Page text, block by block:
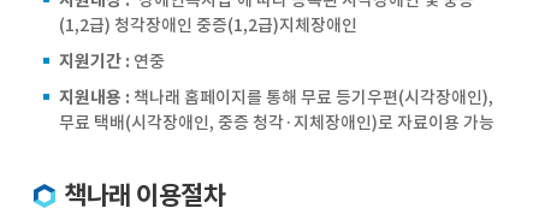
(1,2급) 청각장애인 중증(1,2급)지체장애인
지원기간 : 연중
지원내용 : 책나래 홈페이지를 통해 무료 등기우편(시각장애인),
무료 택배(시각장애인, 중증 청각·지체장애인)로 자료이용 가능
책나래 이용절차